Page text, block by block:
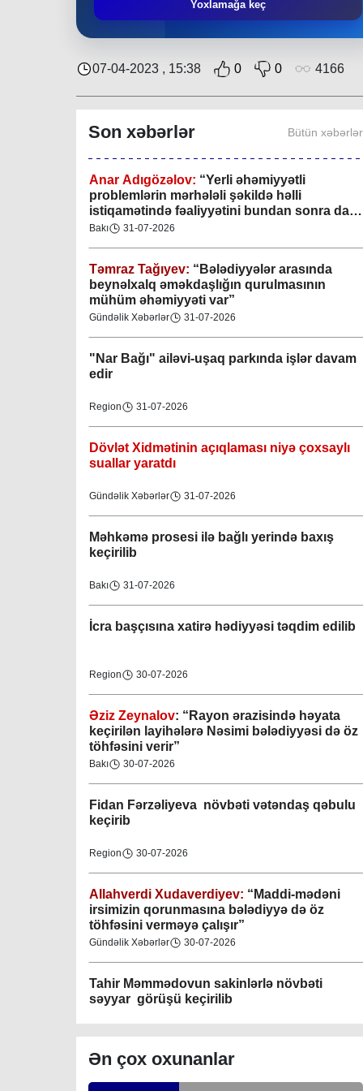
Yoxlamağa keç
07-04-2023 , 15:38 0 0 4166
Son xəbərlər Bütün xəbərlər
keçirilib
Gündəlik Xəbərlər 04-08-2026
Anar Adıgözəlov: “Yerli əhəmiyyətli
problemlərin mərhələli şəkildə həlli
istiqamətində fəaliyyətini bundan sonra da
davam etdirəcəkdir
Bakı 31-07-2026
Təmraz Tağıyev: “Bələdiyyələr arasında
beynəlxalq əməkdaşlığın qurulmasının
mühüm əhəmiyyəti var”
Gündəlik Xəbərlər 31-07-2026
"Nar Bağı" ailəvi-uşaq parkında işlər davam
edir
Region 31-07-2026
Dövlət Xidmətinin açıqlaması niyə çoxsaylı
suallar yaratdı
Gündəlik Xəbərlər 31-07-2026
Məhkəmə prosesi ilə bağlı yerində baxış
keçirilib
Bakı 31-07-2026
İcra başçısına xatirə hədiyyəsi təqdim edilib
Region 30-07-2026
Əziz Zeynalov: “Rayon ərazisində həyata
keçirilən layihələrə Nəsimi bələdiyyəsi də öz
töhfəsini verir”
Bakı 30-07-2026
Fidan Fərzəliyeva növbəti vətəndaş qəbulu
keçirib
Region 30-07-2026
Allahverdi Xudaverdiyev: “Maddi-mədəni
irsimizin qorunmasına bələdiyyə də öz
töhfəsini verməyə çalışır”
Gündəlik Xəbərlər 30-07-2026
Tahir Məmmədovun sakinlərlə növbəti
səyyar görüşü keçirilib
Elşad Vəliyev:
təmin olunması və fövqəladə hallara operativ
Ən çox oxunanlar
Gəncə şəhəri Nizami bələdiyyəsi
08-04-2023
M.Ə.Rəsuzladə bələdiyyəsi
07-04-2023
Xətai bələdiyyəsi
07-04-2023
Mingəçevir bələdiyyəsi
06-04-2023
Nəsimi bələdiyyəsi
06-04-2023
Nərimanov bələdiyyəsi
06-04-2023